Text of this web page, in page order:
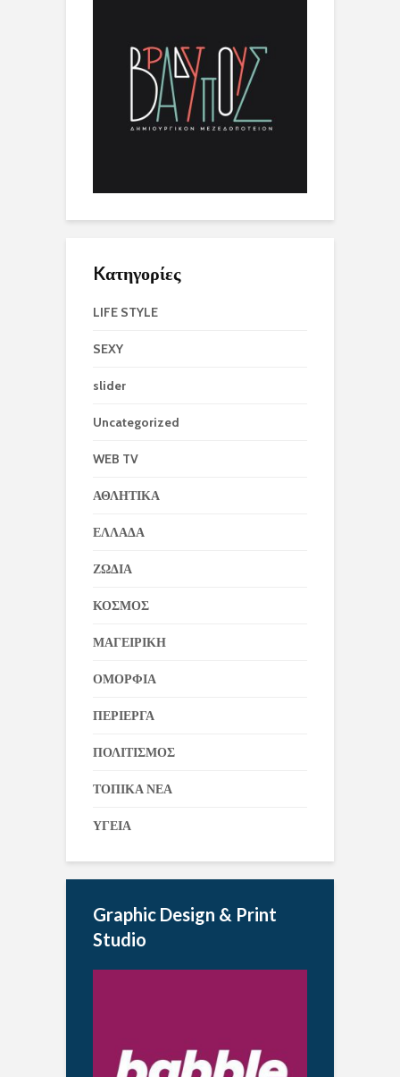
Kατηγορίες
LIFE STYLE
SEXY
slider
Uncategorized
WEB TV
ΑΘΛΗΤΙΚΑ
ΕΛΛΑΔΑ
ΖΩΔΙΑ
ΚΟΣΜΟΣ
ΜΑΓΕΙΡΙΚΗ
ΟΜΟΡΦΙΑ
ΠΕΡΙΕΡΓΑ
ΠΟΛΙΤΙΣΜΟΣ
ΤΟΠΙΚΑ ΝΕΑ
ΥΓΕΙΑ
Graphic Design & Print
Studio